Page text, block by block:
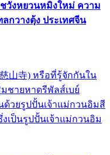
ชวังหยวนหมิงใหม่ ความ
กวางตุ้ง ประเทศจีน
慈山寺) หรือที่รู้จักกันใน
ชายหาดรีพัลส์เบย์
นด้วยรูปปั้นเจ้าแม่กวนอิมสี
เป็นรูปปั้นเจ้าแม่กวนอิม